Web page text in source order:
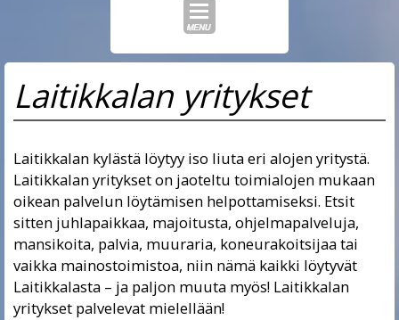
Skip
to
content
Laitikkalan yritykset
Laitikkalan kylästä löytyy iso liuta eri alojen yritystä.
Laitikkalan yritykset on jaoteltu toimialojen mukaan
oikean palvelun löytämisen helpottamiseksi. Etsit
sitten juhlapaikkaa, majoitusta, ohjelmapalveluja,
mansikoita, palvia, muuraria, koneurakoitsijaa tai
vaikka mainostoimistoa, niin nämä kaikki löytyvät
Laitikkalasta – ja paljon muuta myös! Laitikkalan
yritykset palvelevat mielellään!